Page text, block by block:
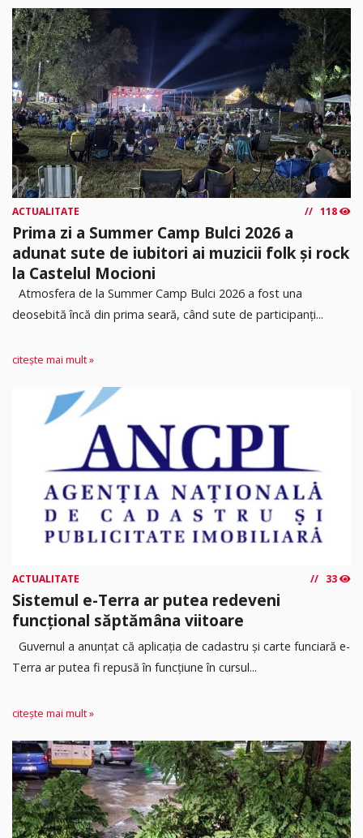
ACTUALITATE 118
Prima zi a Summer Camp Bulci 2026 a
adunat sute de iubitori ai muzicii folk și rock
la Castelul Mocioni
Atmosfera de la Summer Camp Bulci 2026 a fost una
deosebită încă din prima seară, când sute de participanți...
citește mai mult »
ACTUALITATE 33
Sistemul e-Terra ar putea redeveni
funcțional săptămâna viitoare
Guvernul a anunțat că aplicația de cadastru și carte funciară e-
Terra ar putea fi repusă în funcțiune în cursul...
citește mai mult »